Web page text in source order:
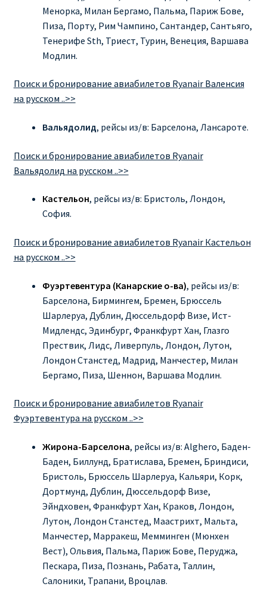
Рождественские направления от € 9
Райнэйр на русском
Менорка, Милан Бергамо, Пальма, Париж Бове,
Пиза, Порту, Рим Чампино, Сантандер, Сантьяго,
Тенерифе Sth, Триест, Турин, Венеция, Варшава
Модлин.
Поиск и бронирование авиабилетов Ryanair Валенсия
на русском ..>>
Вальядолид, рейсы из/в: Барселона, Лансароте.
Поиск и бронирование авиабилетов Ryanair
Вальядолид на русском ..>>
Кастельон, рейсы из/в: Бристоль, Лондон,
София.
Поиск и бронирование авиабилетов Ryanair Кастельон
на русском ..>>
Фуэртевентура (Канарские о-ва), рейсы из/в:
Барселона, Бирмингем, Бремен, Брюссель
Шарлеруа, Дублин, Дюссельдорф Визе, Ист-
Мидлендс, Эдинбург, Франкфурт Хан, Глазго
Прествик, Лидс, Ливерпуль, Лондон, Лутон,
Лондон Станстед, Мадрид, Манчестер, Милан
Бергамо, Пиза, Шеннон, Варшава Модлин.
Поиск и бронирование авиабилетов Ryanair
Фуэртевентура на русском ..>>
Жирона-Барселона, рейсы из/в: Alghero, Баден-
Баден, Биллунд, Братислава, Бремен, Бриндиси,
Бристоль, Брюссель Шарлеруа, Кальяри, Корк,
Дортмунд, Дублин, Дюссельдорф Визе,
Эйндховен, Франкфурт Хан, Краков, Лондон,
Лутон, Лондон Станстед, Маастрихт, Мальта,
Манчестер, Марракеш, Мемминген (Мюнхен
Вест), Ольвия, Пальма, Париж Бове, Перуджа,
Пескара, Пиза, Познань, Рабата, Таллин,
Салоники, Трапани, Вроцлав.